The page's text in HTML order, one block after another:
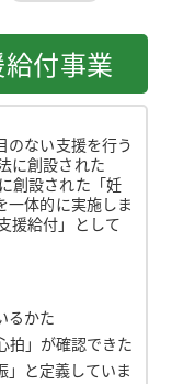
付事業
のない支援を行う
に創設された
創設された「妊
一体的に実施しま
援給付」として
るかた
拍」が確認できた
」と定義していま